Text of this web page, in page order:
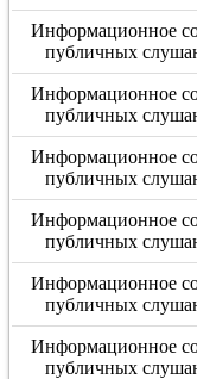
Информационное
публичных
Информационное
публичных
Информационное
публичных
Информационное
публичных
Информационное
публичных
Информационное
публичных